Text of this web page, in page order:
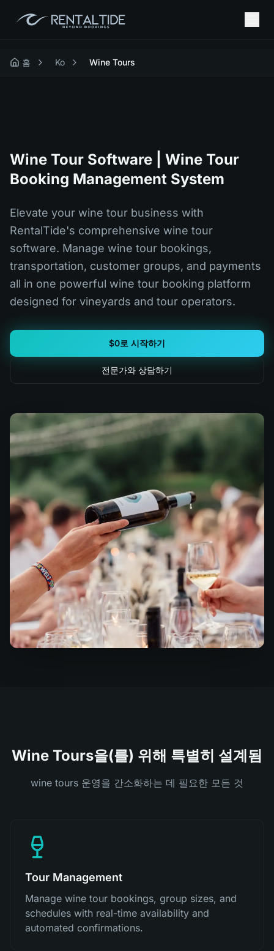
홈 Ko Wine Tours
Wine Tour Software | Wine Tour
Booking Management System
Elevate your wine tour business with
RentalTide's comprehensive wine tour
software. Manage wine tour bookings,
transportation, customer groups, and payments
all in one powerful wine tour booking platform
designed for vineyards and tour operators.
$0로 시작하기
전문가와 상담하기
Wine Tours을(를) 위해 특별히 설계됨
wine tours 운영을 간소화하는 데 필요한 모든 것
Tour Management
Manage wine tour bookings, group sizes, and
schedules with real-time availability and
automated confirmations.